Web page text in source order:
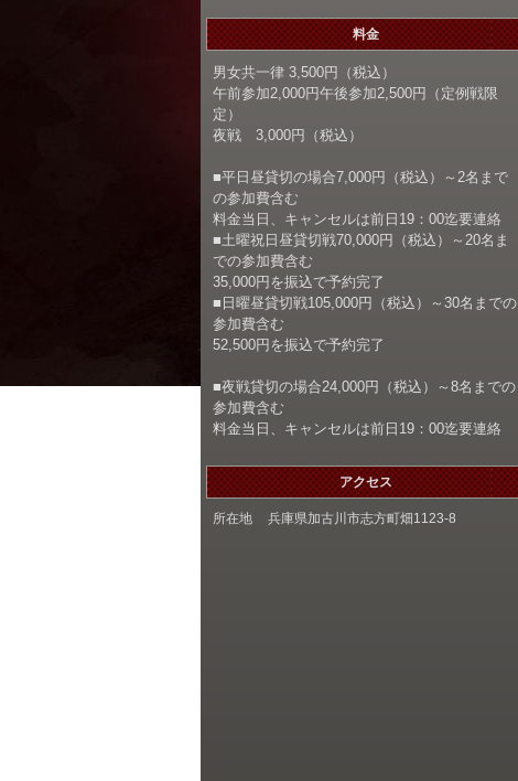
料金
男女共一律 3,500円（税込）
午前参加2,000円午後参加2,500円（定例戦限
定）
夜戦 3,000円（税込）
■平日昼貸切の場合7,000円（税込）～2名まで
の参加費含む
料金当日、キャンセルは前日19：00迄要連絡
■土曜祝日昼貸切戦70,000円（税込）～20名ま
での参加費含む
35,000円を振込で予約完了
■日曜昼貸切戦105,000円（税込）～30名までの
参加費含む
52,500円を振込で予約完了
■夜戦貸切の場合24,000円（税込）～8名までの
参加費含む
料金当日、キャンセルは前日19：00迄要連絡
アクセス
所在地 兵庫県加古川市志方町畑1123-8